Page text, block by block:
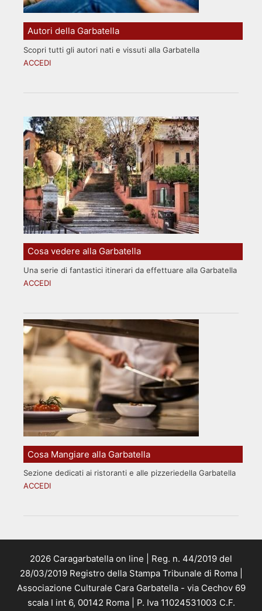
Autori della Garbatella
Scopri tutti gli autori nati e vissuti alla Garbatella
ACCEDI
Cosa vedere alla Garbatella
Una serie di fantastici itinerari da effettuare alla Garbatella
ACCEDI
Cosa Mangiare alla Garbatella
Sezione dedicati ai ristoranti e alle pizzeriedella Garbatella
ACCEDI
2026 Caragarbatella on line | Reg. n. 44/2019 del
28/03/2019 Registro della Stampa Tribunale di Roma |
Associazione Culturale Cara Garbatella - via Cechov 69
scala I int 6, 00142 Roma | P. Iva 11024531003 C.F.